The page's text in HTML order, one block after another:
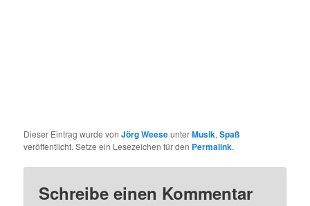
Dieser Eintrag wurde vonJörg WeeseunterMusik,Spaß
veröffentlicht. Setze ein Lesezeichen für den Permalink.
Schreibe einen Kommentar